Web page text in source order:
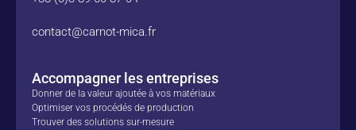
contact@carnot-mica.fr
Accompagner les entreprises
Donner de la valeur ajoutée à vos matériaux
Optimiser vos procédés de production
Trouver des solutions sur-mesure